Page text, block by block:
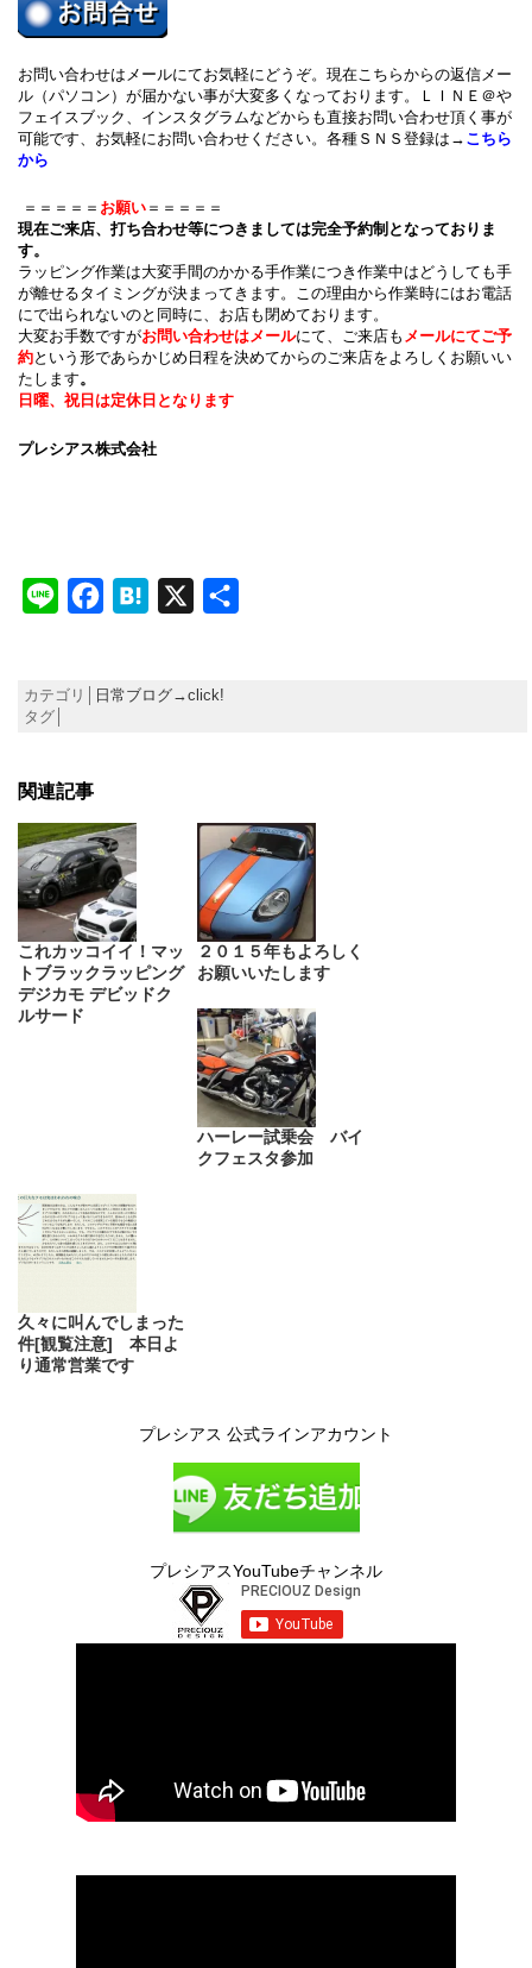
お問い合わせはメールにてお気軽にどうぞ。現在こちらからの返信メー
ル（パソコン）が届かない事が大変多くなっております。ＬＩＮＥ＠や
フェイスブック、インスタグラムなどからも直接お問い合わせ頂く事が
可能です、お気軽にお問い合わせください。各種ＳＮＳ登録は→ こちら
から
＝＝＝＝＝ お願い ＝＝＝＝＝
現在ご来店、打ち合わせ等につきましては完全予約制となっておりま
す。
ラッピング作業は大変手間のかかる手作業につき作業中はどうしても手
が離せるタイミングが決まってきます。この理由から作業時にはお電話
にで出られないのと同時に、お店も閉めております。
大変お手数ですがお問い合わせはメールにて、ご来店も メールにてご予
約という形であらかじめ日程を決めてからのご来店をよろしくお願いい
たします。
日曜、祝日は定休日となります
プレシアス株式会社
Line FacebookHatena
カテゴリ│
日常ブログ→click!
タグ│
関連記事
これカッコイイ！マッ
トブラックラッピング
デジカモ デビッドク
ルサード
２０１５年もよろしく
お願いいたします
ハーレー試乗会 バイ
クフェスタ参加
久々に叫んでしまった
件[観覧注意] 本日よ
り通常営業です
プレシアス 公式ラインアカウント
プレシアスYouTubeチャンネル